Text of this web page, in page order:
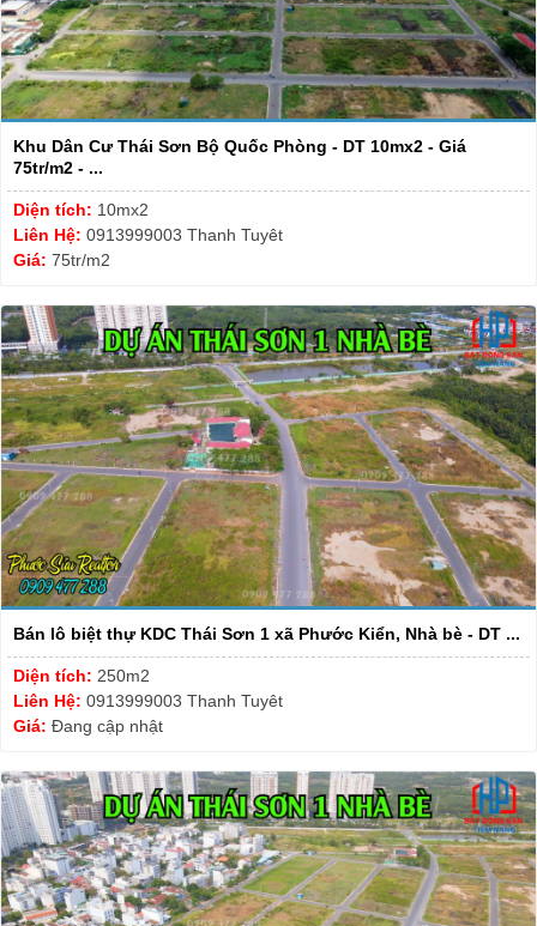
Khu Dân Cư Thái Sơn Bộ Quốc Phòng - DT 10mx2 - Giá
75tr/m2 - ...
Diện tích: 10mx2
Liên Hệ: 0913999003 Thanh Tuyêt
Giá: 75tr/m2
Bán lô biệt thự KDC Thái Sơn 1 xã Phước Kiển, Nhà bè - DT ...
Diện tích: 250m2
Liên Hệ: 0913999003 Thanh Tuyêt
Giá: Đang cập nhật